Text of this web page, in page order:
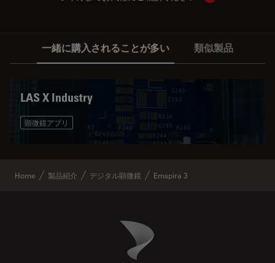
一緒に購入されることが多い 類似製品
LAS X Industry
顕微鏡アプリ
Home 製品紹介 デジタル顕微鏡 Emspira 3
Danaher Logo